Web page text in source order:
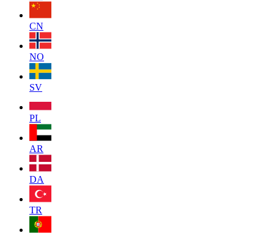
CN
NO
SV
PL
AR
DA
TR